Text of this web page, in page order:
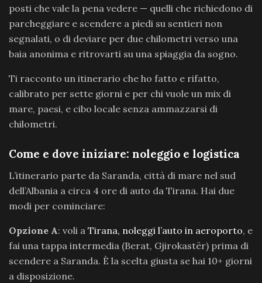
posti che vale la pena vedere — quelli che richiedono di
parcheggiare e scendere a piedi su sentieri non
segnalati, o di deviare per due chilometri verso una
baia anonima e ritrovarti su una spiaggia da sogno.
Ti racconto un itinerario che ho fatto e rifatto,
calibrato per sette giorni e per chi vuole un mix di
mare, paesi, e cibo locale senza ammazzarsi di
chilometri.
Come e dove iniziare: noleggio e logistica
L’itinerario parte da Saranda, città di mare nel sud
dell’Albania a circa 4 ore di auto da Tirana. Hai due
modi per cominciare:
Opzione A: voli a Tirana, noleggi l’auto in aeroporto, e
fai una tappa intermedia (Berat, Gjirokastër) prima di
scendere a Saranda. È la scelta giusta se hai 10+ giorni
a disposizione.